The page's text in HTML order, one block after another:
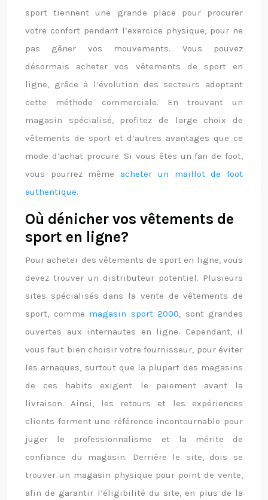
sport tiennent une grande place pour procurer
votre confort pendant l’exercice physique, pour ne
pas gêner vos mouvements. Vous pouvez
désormais acheter vos vêtements de sport en
ligne, grâce à l’évolution des secteurs adoptant
cette méthode commerciale. En trouvant un
magasin spécialisé, profitez de large choix de
vêtements de sport et d’autres avantages que ce
mode d’achat procure. Si vous êtes un fan de foot,
vous pourrez mêmeacheter un maillot de foot
authentique.
Où dénicher vos vêtements de
sport en ligne?
Pour acheter des vêtements de sport en ligne, vous
devez trouver un distributeur potentiel. Plusieurs
sites spécialisés dans la vente de vêtements de
sport, comme magasin sport 2000, sont grandes
ouvertes aux internautes en ligne. Cependant, il
vous faut bien choisir votre fournisseur, pour éviter
les arnaques, surtout que la plupart des magasins
de ces habits exigent le paiement avant la
livraison. Ainsi, les retours et les expériences
clients forment une référence incontournable pour
juger le professionnalisme et la mérite de
confiance du magasin. Derrière le site, dois se
trouver un magasin physique pour point de vente,
afin de garantir l’éligibilité du site, en plus de la